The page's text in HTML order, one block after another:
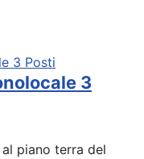
3
piano terra del